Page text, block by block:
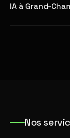
IA à Grand-
Nos